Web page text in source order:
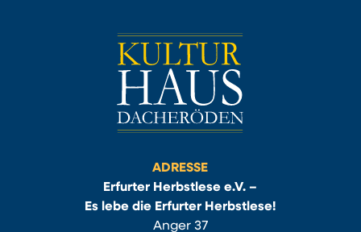
ADRESSE
Erfurter Herbstlese e.V. –
Es lebe die Erfurter Herbstlese!
Anger 37